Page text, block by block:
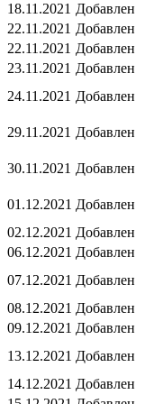
18.11.2021 Добавлен
22.11.2021 Добавлен
22.11.2021 Добавлен
23.11.2021 Добавлен
24.11.2021 Добавлен
29.11.2021 Добавлен
30.11.2021 Добавлен
01.12.2021 Добавлен
02.12.2021 Добавлен
06.12.2021 Добавлен
07.12.2021 Добавлен
08.12.2021 Добавлен
09.12.2021 Добавлен
13.12.2021 Добавлен
14.12.2021 Добавлен